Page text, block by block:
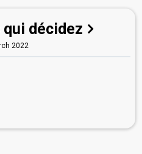
décidez
2022